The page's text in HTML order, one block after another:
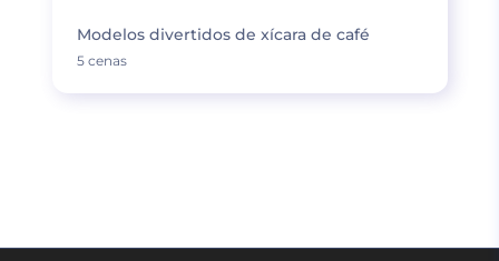
Modelos divertidos de xícara de café
5 cenas